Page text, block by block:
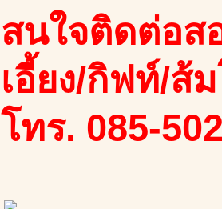
สนใจติดต่อส
เอี้ยง/กิฟท์/ส้
โทร. 085-